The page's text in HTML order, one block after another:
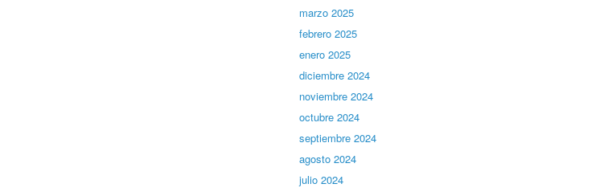
marzo 2025
febrero 2025
enero 2025
diciembre 2024
noviembre 2024
octubre 2024
septiembre 2024
agosto 2024
julio 2024